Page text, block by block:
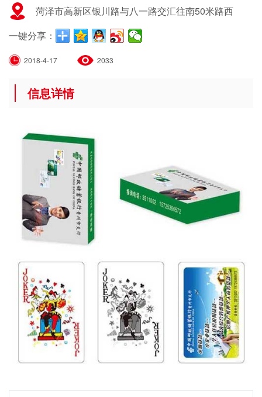
菏泽市高新区银川路与八一路交汇往南50米路西
一键分享：
2018-4-17 2033
信息详情